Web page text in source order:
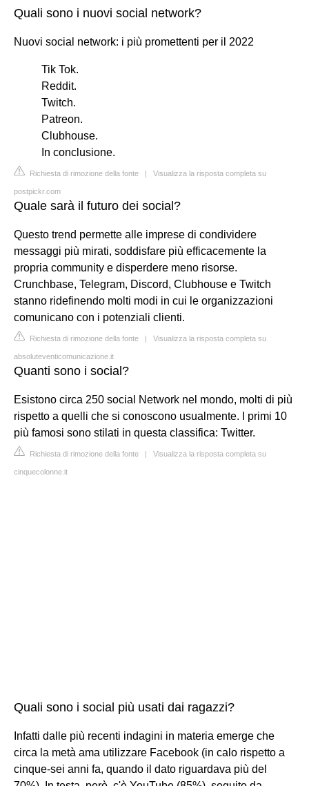
Quali sono i nuovi social network?
Nuovi social network: i più promettenti per il 2022
Tik Tok.
Reddit.
Twitch.
Patreon.
Clubhouse.
In conclusione.
Richiesta di rimozione della fonte | Visualizza la risposta completa su
postpickr.com
Quale sarà il futuro dei social?
Questo trend permette alle imprese di condividere
messaggi più mirati, soddisfare più efficacemente la
propria community e disperdere meno risorse.
Crunchbase, Telegram, Discord, Clubhouse e Twitch
stanno ridefinendo molti modi in cui le organizzazioni
comunicano con i potenziali clienti.
Richiesta di rimozione della fonte | Visualizza la risposta completa su
absoluteventicomunicazione.it
Quanti sono i social?
Esistono circa 250 social Network nel mondo, molti di più
rispetto a quelli che si conoscono usualmente. I primi 10
più famosi sono stilati in questa classifica: Twitter.
Richiesta di rimozione della fonte | Visualizza la risposta completa su
cinquecolonne.it
Quali sono i social più usati dai ragazzi?
Infatti dalle più recenti indagini in materia emerge che
circa la metà ama utilizzare Facebook (in calo rispetto a
cinque-sei anni fa, quando il dato riguardava più del